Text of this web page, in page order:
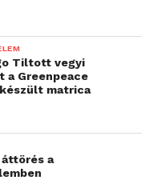
Tiltott vegyi
a Greenpeace
matrica
a